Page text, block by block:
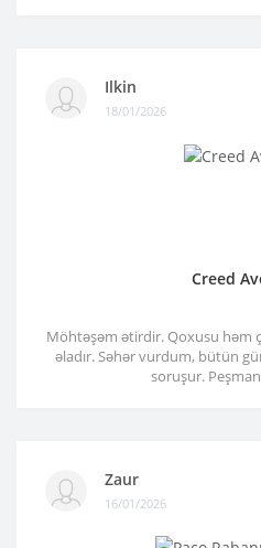
Ilkin
18/01/2026
Creed
Möhtəşəm ətirdir. Qoxusu həm
əladır. Səhər vurdum, bütün
soruşur. Peşman
Zaur
16/01/2026